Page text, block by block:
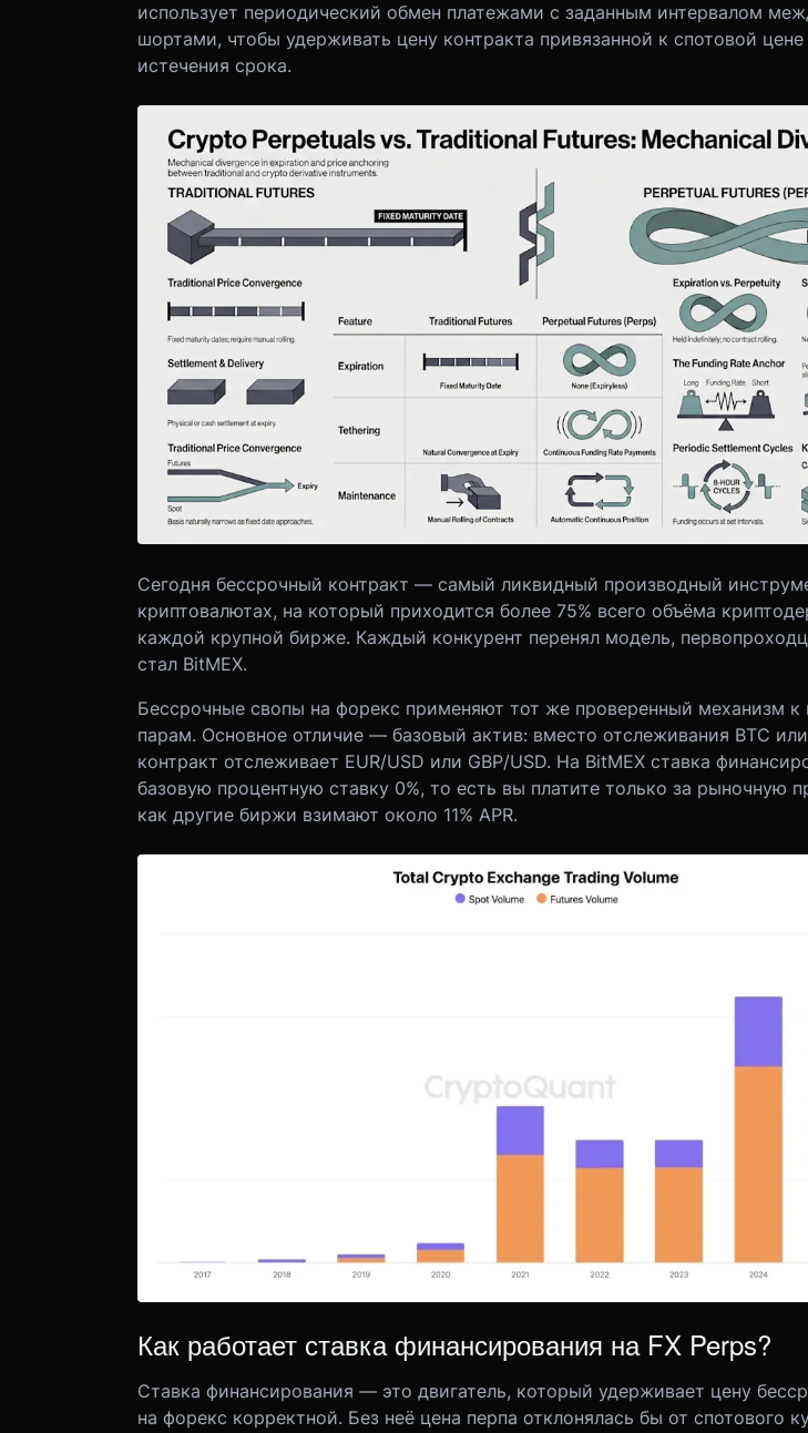
использует периодический обмен платежами с заданным интервалом
шортами, чтобы удерживать цену контракта привязанной к спотовой цене
истечения срока.
Сегодня бессрочный контракт — самый ликвидный производный
криптовалютах, на который приходится более 75% всего объёма
каждой крупной бирже. Каждый конкурент перенял модель,
стал BitMEX.
Бессрочные свопы на форекс применяют тот же проверенный механизм
парам. Основное отличие — базовый актив: вместо отслеживания BTC
контракт отслеживает EUR/USD или GBP/USD. На BitMEX ставка
базовую процентную ставку 0%, то есть вы платите только за рыночную
как другие биржи взимают около 11% APR.
Как работает ставка финансирования на FX Perps?
Ставка финансирования — это двигатель, который удерживает цену
на форекс корректной. Без неё цена перпа отклонялась бы от спотового